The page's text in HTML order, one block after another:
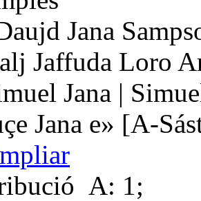
Jana
Jaffuda Loro
Jana |
Jana e» [A-
A: 1;